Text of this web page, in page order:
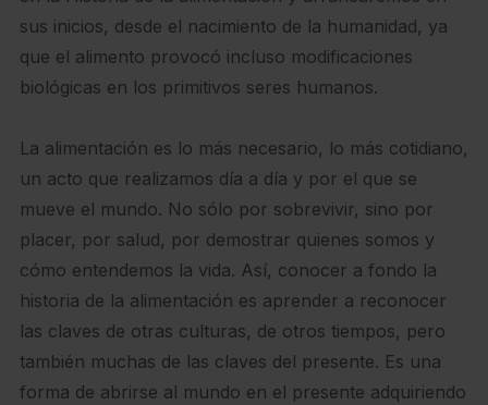
sus inicios, desde el nacimiento de la humanidad, ya
que el alimento provocó incluso modificaciones
biológicas en los primitivos seres humanos.
La alimentación es lo más necesario, lo más cotidiano,
un acto que realizamos día a día y por el que se
mueve el mundo. No sólo por sobrevivir, sino por
placer, por salud, por demostrar quienes somos y
cómo entendemos la vida. Así, conocer a fondo la
historia de la alimentación es aprender a reconocer
las claves de otras culturas, de otros tiempos, pero
también muchas de las claves del presente. Es una
forma de abrirse al mundo en el presente adquiriendo